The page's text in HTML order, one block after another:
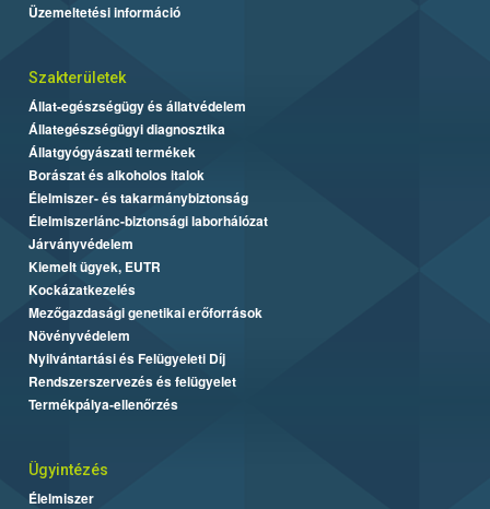
Üzemeltetési információ
Szakterületek
Állat-egészségügy és állatvédelem
Állategészségügyi diagnosztika
Állatgyógyászati termékek
Borászat és alkoholos italok
Élelmiszer- és takarmánybiztonság
Élelmiszerlánc-biztonsági laborhálózat
Járványvédelem
Kiemelt ügyek, EUTR
Kockázatkezelés
Mezőgazdasági genetikai erőforrások
Növényvédelem
Nyilvántartási és Felügyeleti Díj
Rendszerszervezés és felügyelet
Termékpálya-ellenőrzés
Ügyintézés
Élelmiszer